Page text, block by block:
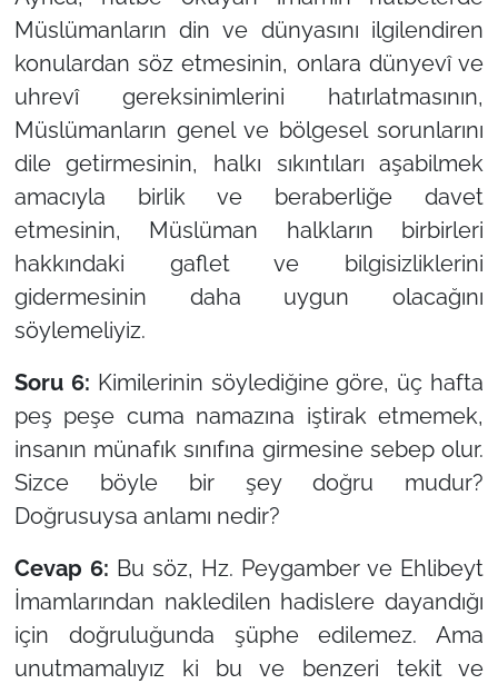
Müslümanların din ve dünyasını ilgilendiren
konulardan söz etmesinin, onlara dünyevî ve
uhrevî gereksinimlerini hatırlatmasının,
Müslümanların genel ve bölgesel sorunlarını
dile getirmesinin, halkı sıkıntıları aşabilmek
amacıyla birlik ve beraberliğe davet
etmesinin, Müslüman halkların birbirleri
hakkındaki gaflet ve bilgisizliklerini
gidermesinin daha uygun olacağını
söylemeliyiz.
Soru 6: Kimilerinin söylediğine göre, üç hafta
peş peşe cuma namazına iştirak etmemek,
insanın münafık sınıfına girmesine sebep olur.
Sizce böyle bir şey doğru mudur?
Doğrusuysa anlamı nedir?
Cevap 6: Bu söz, Hz. Peygamber ve Ehlibeyt
İmamlarından nakledilen hadislere dayandığı
için doğruluğunda şüphe edilemez. Ama
unutmamalıyız ki bu ve benzeri tekit ve